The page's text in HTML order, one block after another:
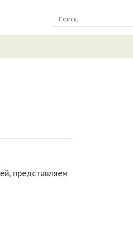
представляем